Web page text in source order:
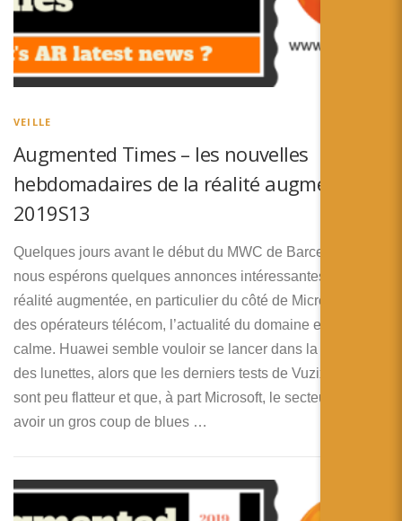
VEILLE
Augmented Times – les nouvelles
hebdomadaires de la réalité augmentée –
2019S13
Quelques jours avant le début du MWC de Barcelone où
nous espérons quelques annonces intéressantes pour la
réalité augmentée, en particulier du côté de Microsoft et
des opérateurs télécom, l’actualité du domaine est assez
calme. Huawei semble vouloir se lancer dans la bataille
des lunettes, alors que les derniers tests de Vuzix Blades
sont peu flatteur et que, à part Microsoft, le secteur semble
avoir un gros coup de blues …